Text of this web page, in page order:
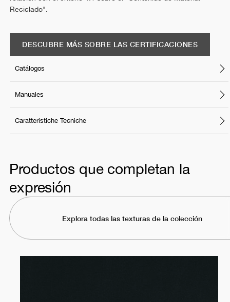
Reciclado".
DESCUBRE MÁS SOBRE LAS CERTIFICACIONES
Catálogos
Manuales
Caratteristiche Tecniche
Productos que completan la
expresión
Explora todas las texturas de la colección